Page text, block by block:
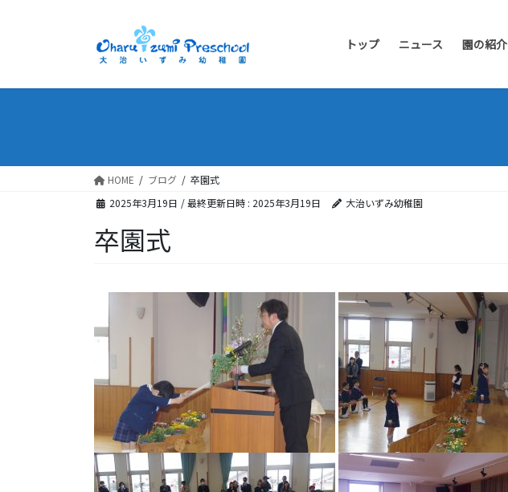
トップ ニュース 園の紹介
HOME ブログ
卒園式
2025年3月19日 / 最終更新日時 : 2025年3月19日 大治いずみ幼稚園
卒園式